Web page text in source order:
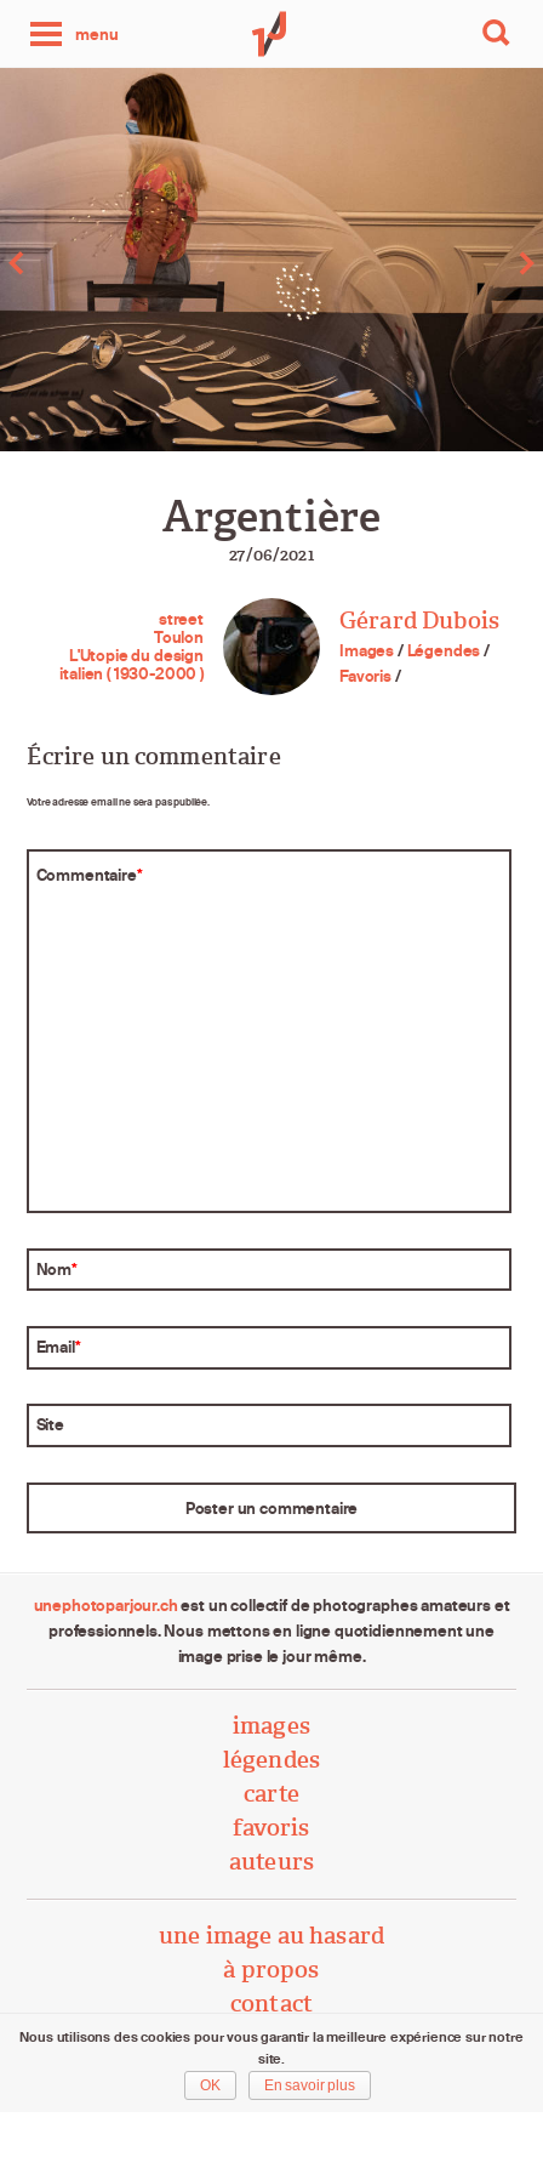
menu
jour
Argentière
27/06/2021
street
Toulon
L'Utopie du design
italien ( 1930-2000 )
Gérard Dubois
Images/Légendes/
Favoris/
Écrire un commentaire
Votre adresse email ne sera pas publiée.
Commentaire*
Nom*
Email*
Site
unephotoparjour.chest un collectif de photographes amateurs et
professionnels. Nous mettons en ligne quotidiennement une
image prise le jour même.
images
légendes
carte
favoris
auteurs
une image au hasard
à propos
contact
unephotoparjour.ch/ 2015 – 2026
Tous droits réservés aux auteurs respectifs.
Nous utilisons des cookies pour vous garantir la meilleure expérience sur notre
site.
OK
En savoir plus